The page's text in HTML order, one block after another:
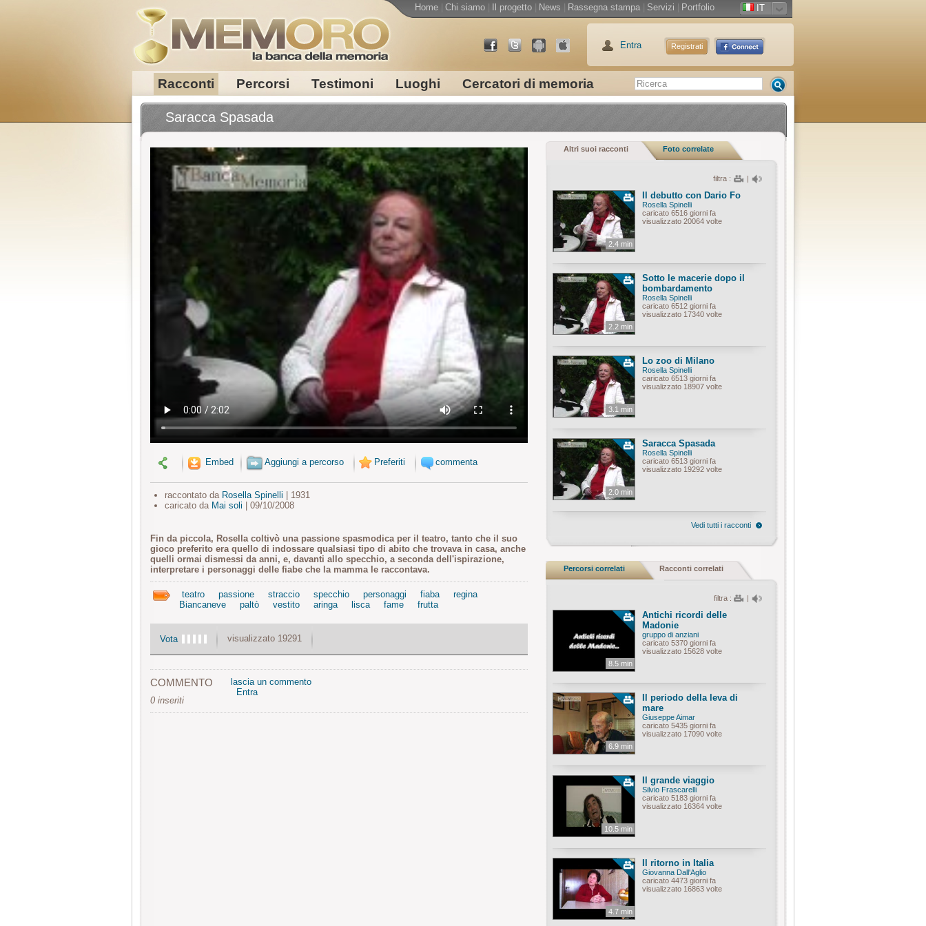
Racconti Percorsi Testimoni Luoghi Cercatori di memoria
Home Chi siamo Il progetto News Rassegna stampa Servizi Portfolio IT
Entra Registrati
Saracca Spasada
Embed Aggiungi a percorso Preferiti commenta
raccontato da Rosella Spinelli | 1931
caricato da Mai soli | 09/10/2008
Fin da piccola, Rosella coltivò una passione spasmodica per il teatro, tanto che il suo
gioco preferito era quello di indossare qualsiasi tipo di abito che trovava in casa, anche
quelli ormai dismessi da anni, e, davanti allo specchio, a seconda dell'ispirazione,
interpretare i personaggi delle fiabe che la mamma le raccontava.
teatro passione straccio specchio personaggi fiaba
regina
Biancaneve
paltò vestito aringa lisca fame frutta
Vota visualizzato 19291
COMMENTO
0 inseriti
lascia un commento
Entra
Altri suoi racconti Foto correlate
filtra : |
2.4 min
Il debutto con Dario Fo
Rosella Spinelli
caricato 6516 giorni fa
visualizzato 20064 volte
2.2 min
Sotto le macerie dopo il
bombardamento
Rosella Spinelli
caricato 6512 giorni fa
visualizzato 17340 volte
3.1 min
Lo zoo di Milano
Rosella Spinelli
caricato 6513 giorni fa
visualizzato 18907 volte
2.0 min
Saracca Spasada
Rosella Spinelli
caricato 6513 giorni fa
visualizzato 19292 volte
Vedi tutti i racconti
Percorsi correlati Racconti correlati
filtra : |
8.5 min
Antichi ricordi delle
Madonie
gruppo di anziani
caricato 5370 giorni fa
visualizzato 15628 volte
6.9 min
Il periodo della leva di
mare
Giuseppe Aimar
caricato 5435 giorni fa
visualizzato 17090 volte
10.5 min
Il grande viaggio
Silvio Frascarelli
caricato 5183 giorni fa
visualizzato 16364 volte
4.7 min
Il ritorno in Italia
Giovanna Dall'Aglio
caricato 4473 giorni fa
visualizzato 16863 volte